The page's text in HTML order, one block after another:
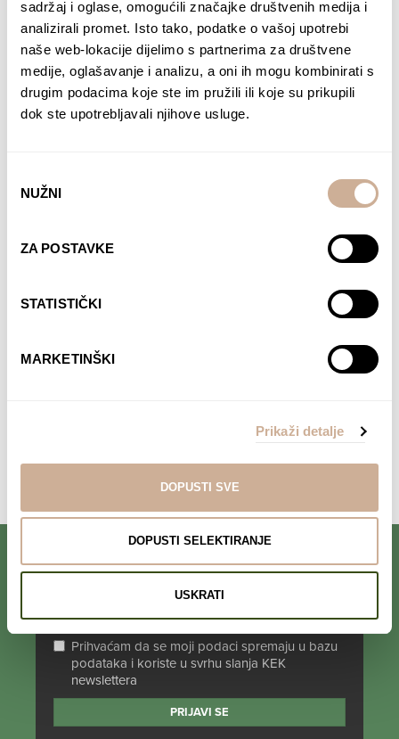
sadržaj i oglase, omogućili značajke društvenih medija i
analizirali promet. Isto tako, podatke o vašoj upotrebi
naše web-lokacije dijelimo s partnerima za društvene
medije, oglašavanje i analizu, a oni ih mogu kombinirati s
drugim podacima koje ste im pružili ili koje su prikupili
dok ste upotrebljavali njihove usluge.
pristanka
NUŽNI
ZA POSTAVKE
STATISTIČKI
MARKETINŠKI
Prikaži detalje
DOPUSTI SVE
DOPUSTI SELEKTIRANJE
USKRATI
Davor Rostuhar – Polarni san
Komentari su zatvoreni.
Prihvaćam da se moji podaci spremaju u bazu
podataka i koriste u svrhu slanja KEK
newslettera